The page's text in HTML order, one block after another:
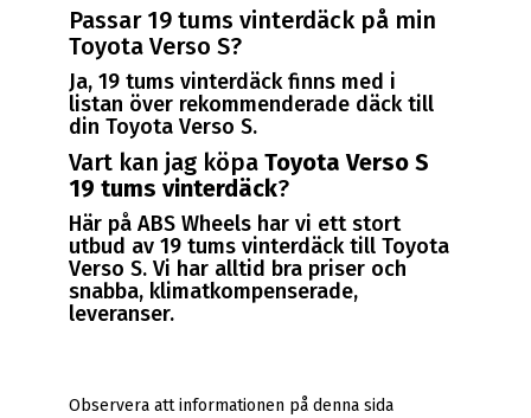
Passar 19 tums vinterdäck på min
Toyota Verso S?
Ja, 19 tums vinterdäck finns med i
listan över rekommenderade däck till
din Toyota Verso S.
Vart kan jag köpaToyota Verso S
19 tums vinterdäck?
Här på ABS Wheels har vi ett stort
utbud av 19 tums vinterdäck till Toyota
Verso S. Vi har alltid bra priser och
snabba, klimatkompenserade,
leveranser.
Observera att informationen på denna sida